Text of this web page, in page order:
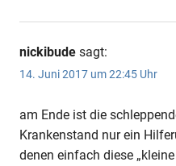
nickibude sagt:
14. Juni 2017 um 22:45 Uhr
am Ende ist die
Krankenstand nur ein
denen einfach diese